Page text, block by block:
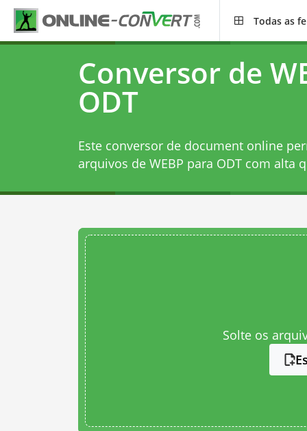
Todas as
Conversor de
ODT
Este conversor de document online
arquivos de WEBP para ODT com alta
Solte os